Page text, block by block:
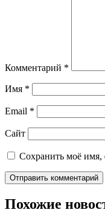
Комментарий *
Имя *
Email *
Сайт
Сохранить моё имя,
Похожие